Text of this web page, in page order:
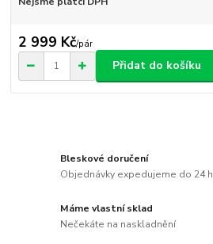
2 999 Kč/pár
Přidat do košíku
Bleskové doručení
Objednávky expedujeme do 24 h
Máme vlastní sklad
Nečekáte na naskladnění